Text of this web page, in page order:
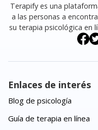
Terapify es una
a las personas a
su terapia psicológica en
Enlaces de interés
Blog de psicología
Guía de terapia en línea